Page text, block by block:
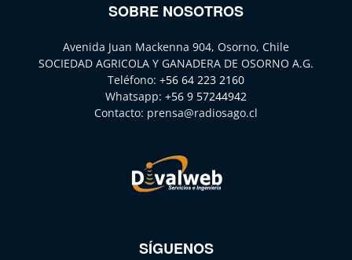
SOBRE NOSOTROS
Avenida Juan Mackenna 904, Osorno, Chile
SOCIEDAD AGRICOLA Y GANADERA DE OSORNO A.G.
Teléfono: +56 64 223 2160
Whatsapp: +56 9 57244942
Contacto: prensa@radiosago.cl
SÍGUENOS